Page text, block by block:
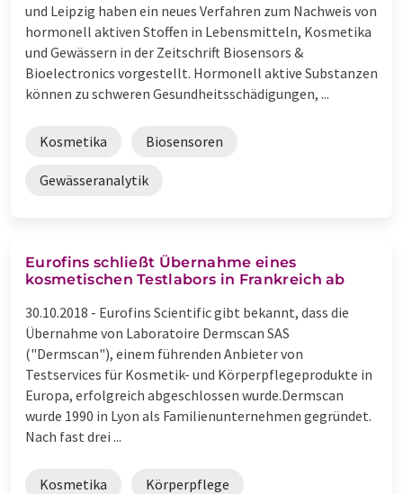
und Leipzig haben ein neues Verfahren zum Nachweis von
hormonell aktiven Stoffen in Lebensmitteln, Kosmetika
und Gewässern in der Zeitschrift Biosensors &
Bioelectronics vorgestellt. Hormonell aktive Substanzen
können zu schweren Gesundheitsschädigungen, ...
Kosmetika Biosensoren
Gewässeranalytik
Eurofins schließt Übernahme eines
kosmetischen Testlabors in Frankreich ab
30.10.2018 - Eurofins Scientific gibt bekannt, dass die
Übernahme von Laboratoire Dermscan SAS
("Dermscan"), einem führenden Anbieter von
Testservices für Kosmetik- und Körperpflegeprodukte in
Europa, erfolgreich abgeschlossen wurde.Dermscan
wurde 1990 in Lyon als Familienunternehmen gegründet.
Nach fast drei ...
Kosmetika Körperpflege